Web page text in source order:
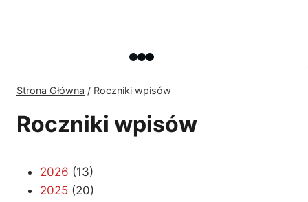
Strona Główna / Roczniki wpisów
Roczniki wpisów
2026 (13)
2025 (20)